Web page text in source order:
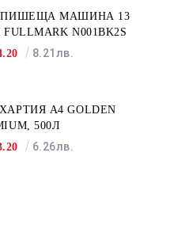
ПИШЕЩА МАШИНА 13
N001BK2S
8.21лв.
A4 GOLDEN
500Л
6.26лв.